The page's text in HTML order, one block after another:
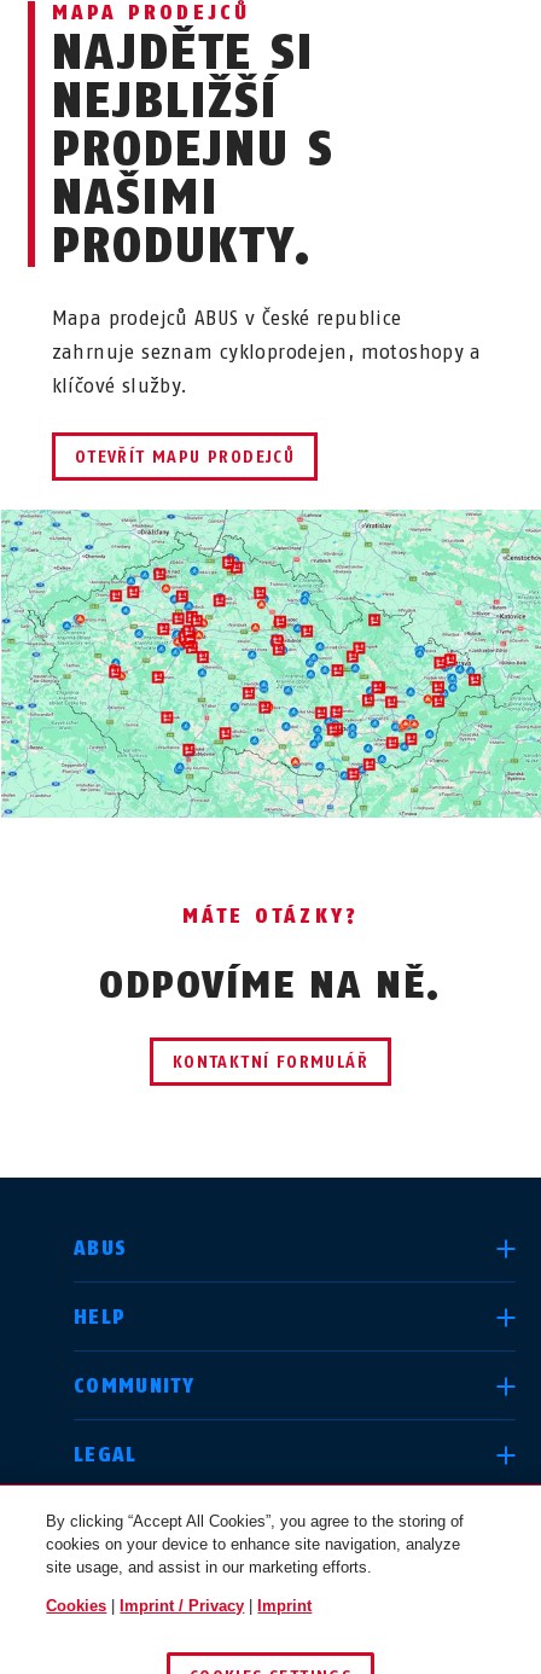
MAPA PRODEJCŮ
NAJDĚTE SI
NEJBLIŽŠÍ
PRODEJNU S
NAŠIMI
PRODUKTY.
Mapa prodejců ABUS v České republice
zahrnuje seznam cykloprodejen, motoshopy a
klíčové služby.
OTEVŘÍT MAPU PRODEJCŮ
MÁTE OTÁZKY?
ODPOVÍME NA NĚ.
KONTAKTNÍ FORMULÁŘ
ABUS
HELP
COMMUNITY
LEGAL
SELECT COUNTRY
Deutschland
Canada
By clicking “Accept All Cookies”, you agree to the storing of
cookies on your device to enhance site navigation, analyze
site usage, and assist in our marketing efforts.
Cookies Imprint / Privacy Imprint